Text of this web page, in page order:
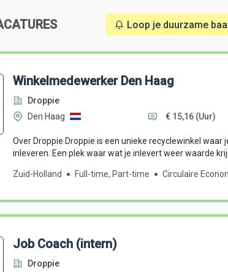
Loop je duurzame
Winkelmedewerker Den Haag
Droppie
Den Haag
€ 15,16 (Uur)
Over Droppie Droppie is een unieke recyclewinkel
inleveren. Een plek waar wat je inlevert weer waarde
Zuid-Holland Full-time, Part-time Circulaire
Job Coach (intern)
Droppie